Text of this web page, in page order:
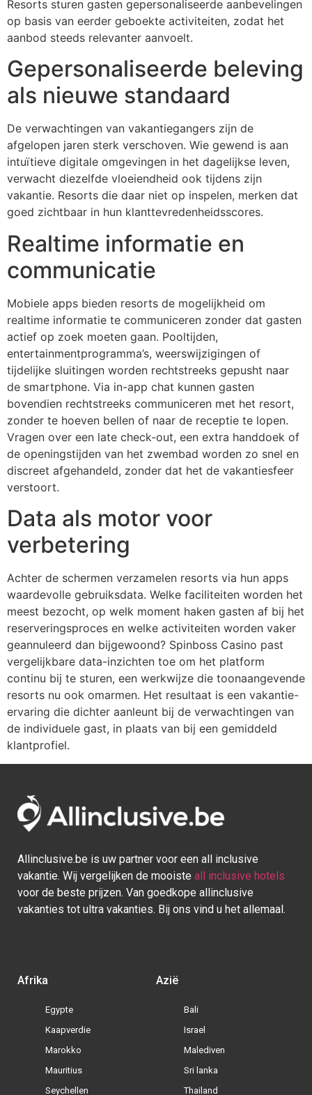
Resorts sturen gasten gepersonaliseerde aanbevelingen
op basis van eerder geboekte activiteiten, zodat het
aanbod steeds relevanter aanvoelt.
Gepersonaliseerde beleving
als nieuwe standaard
De verwachtingen van vakantiegangers zijn de
afgelopen jaren sterk verschoven. Wie gewend is aan
intuïtieve digitale omgevingen in het dagelijkse leven,
verwacht diezelfde vloeiendheid ook tijdens zijn
vakantie. Resorts die daar niet op inspelen, merken dat
goed zichtbaar in hun klanttevredenheidsscores.
Realtime informatie en
communicatie
Mobiele apps bieden resorts de mogelijkheid om
realtime informatie te communiceren zonder dat gasten
actief op zoek moeten gaan. Pooltijden,
entertainmentprogramma’s, weerswijzigingen of
tijdelijke sluitingen worden rechtstreeks gepusht naar
de smartphone. Via in-app chat kunnen gasten
bovendien rechtstreeks communiceren met het resort,
zonder te hoeven bellen of naar de receptie te lopen.
Vragen over een late check-out, een extra handdoek of
de openingstijden van het zwembad worden zo snel en
discreet afgehandeld, zonder dat het de vakantiesfeer
verstoort.
Data als motor voor
verbetering
Achter de schermen verzamelen resorts via hun apps
waardevolle gebruiksdata. Welke faciliteiten worden het
meest bezocht, op welk moment haken gasten af bij het
reserveringsproces en welke activiteiten worden vaker
geannuleerd dan bijgewoond? Spinboss Casino past
vergelijkbare data-inzichten toe om het platform
continu bij te sturen, een werkwijze die toonaangevende
resorts nu ook omarmen. Het resultaat is een vakantie-
ervaring die dichter aanleunt bij de verwachtingen van
de individuele gast, in plaats van bij een gemiddeld
klantprofiel.
Allinclusive.be is uw partner voor een all inclusive
vakantie. Wij vergelijken de mooiste all inclusive hotels
voor de beste prijzen. Van goedkope allinclusive
vakanties tot ultra vakanties. Bij ons vind u het allemaal.
Afrika
Egypte
Kaapverdie
Marokko
Mauritius
Seychellen
Azië
Bali
Israel
Malediven
Sri lanka
Thailand